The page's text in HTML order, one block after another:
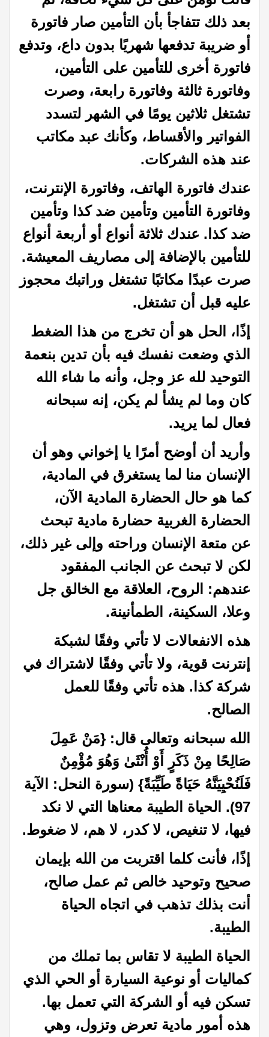
بعد ذلك تتفاجأ بأن التأمين صار فاتورة
أو ضريبة تدفعها شهريًا بدون داع، وتدفع
فاتورة أخرى للتأمين على التأمين،
وفاتورة ثالثة وفاتورة رابعة، وصرت
تشتغل ثلاثين يومًا في الشهر لتسدد
الفواتير والأقساط، وكأنك عبد مكاتب
عند هذه الشركات.
عندك فاتورة الهاتف، وفاتورة الإنترنت،
وفاتورة التأمين وتأمين ضد كذا وتأمين
ضد كذا. عندك ثلاثة أنواع أو أربعة أنواع
للتأمين بالإضافة إلى مصاريف المعيشة.
صرت عبدًا مكاتبًا تشتغل وراتبك محجوز
عليه قبل أن تشتغل.
إذًا، الحل هو أن تخرج من هذا الضغط
الذي وضعت نفسك فيه بأن تدين بنعمة
التوحيد لله عز وجل، وأنه ما شاء الله
كان وما لم يشأ لم يكن، إنه سبحانه
فعال لما يريد.
وأريد أن أوضح أمرًا يا إخواني وهو أن
الإنسان منا لما يستغرق في المادية،
كما هو حال الحضارة المادية الآن،
الحضارة الغربية حضارة مادية تبحث
عن متعة الإنسان وراحته وإلى غير ذلك،
لكن لا تبحث عن الجانب المفقود
عندهم: الروح، العلاقة مع الخالق جل
وعلا، السكينة، الطمأنينة.
هذه الانفعالات لا تأتي وفقًا لشبكة
إنترنت قوية، ولا تأتي وفقًا لاشتراك في
شركة كذا. هذه تأتي وفقًا للعمل
الصالح.
الله سبحانه وتعالى قال: {مَنْ عَمِلَ
صَالِحًا مِنْ ذَكَرٍ أَوْ أُنْثَىٰ وَهُوَ مُؤْمِنٌ
فَلَنُحْيِيَنَّهُ حَيَاةً طَيِّبَةً} (سورة النحل: الآية
97). الحياة الطيبة معناها التي لا نكد
فيها، لا تنغيص، لا كدر، لا هم، لا ضغوط.
إذًا، فأنت كلما اقتربت من الله بإيمان
صحيح وتوحيد خالص ثم عمل صالح،
أنت بذلك تذهب في اتجاه الحياة
الطيبة.
الحياة الطيبة لا تقاس بما تملك من
كماليات أو نوعية السيارة أو الحي الذي
تسكن فيه أو الشركة التي تعمل بها.
هذه أمور مادية تعرض وتزول، وهي